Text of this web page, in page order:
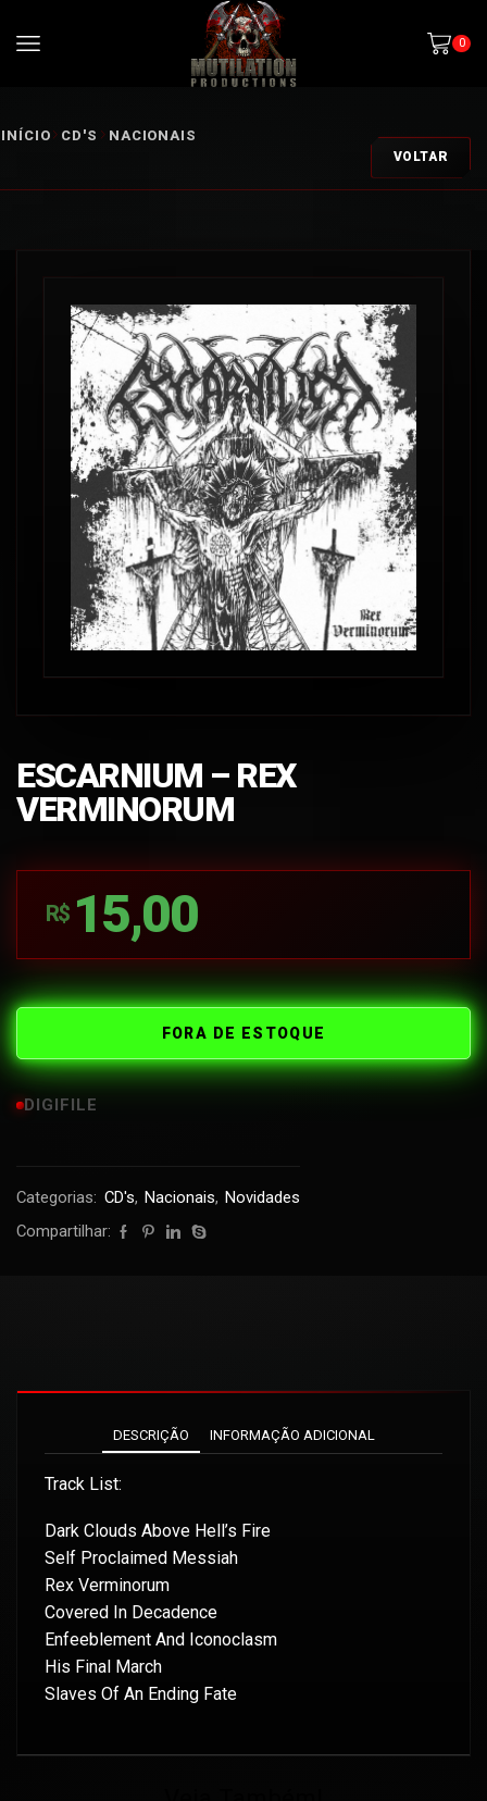
0
INÍCIO CD'S NACIONAIS
VOLTAR
ESCARNIUM – REX
VERMINORUM
R$ 15,00
FORA DE ESTOQUE
DIGIFILE
Categorias: CD's, Nacionais, Novidades
Compartilhar:
DESCRIÇÃO INFORMAÇÃO ADICIONAL
Track List:
Dark Clouds Above Hell’s Fire
Self Proclaimed Messiah
Rex Verminorum
Covered In Decadence
Enfeeblement And Iconoclasm
His Final March
Slaves Of An Ending Fate